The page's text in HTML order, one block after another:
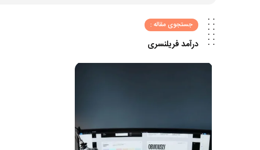
جستجوی مقاله :
درآمد فریلنسری